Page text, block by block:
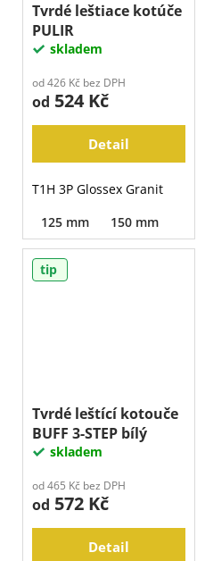
Tvrdé leštiace kotúče
PULIR
skladem
od 426 Kč bez DPH
od 524 Kč
Detail
T1H 3P Glossex Granit
125 mm
150 mm
tip
Tvrdé leštící kotouče
BUFF 3-STEP bílý
skladem
od 465 Kč bez DPH
od 572 Kč
Detail